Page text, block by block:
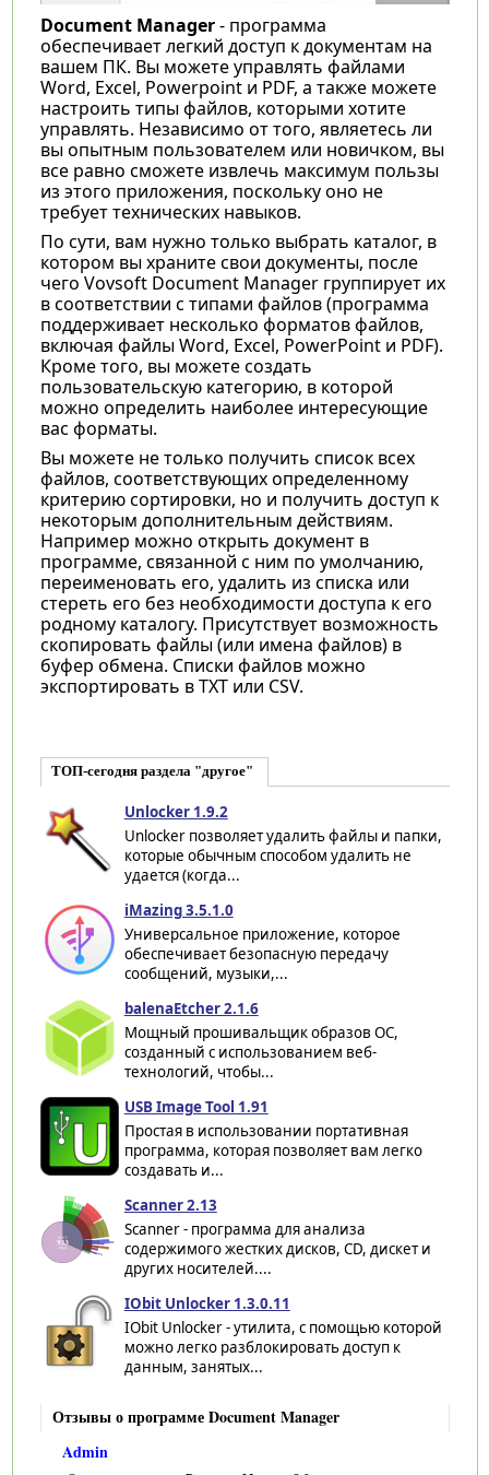
Document Manager- программа
обеспечивает легкий доступ к документам на
вашем ПК. Вы можете управлять файлами
Word, Excel, Powerpoint и PDF, а также можете
настроить типы файлов, которыми хотите
управлять. Независимо от того, являетесь ли
вы опытным пользователем или новичком, вы
все равно сможете извлечь максимум пользы
из этого приложения, поскольку оно не
требует технических навыков.
По сути, вам нужно только выбрать каталог, в
котором вы храните свои документы, после
чего Vovsoft Document Manager группирует их
в соответствии с типами файлов (программа
поддерживает несколько форматов файлов,
включая файлы Word, Excel, PowerPoint и PDF).
Кроме того, вы можете создать
пользовательскую категорию, в которой
можно определить наиболее интересующие
вас форматы.
Вы можете не только получить список всех
файлов, соответствующих определенному
критерию сортировки, но и получить доступ к
некоторым дополнительным действиям.
Например можно открыть документ в
программе, связанной с ним по умолчанию,
переименовать его, удалить из списка или
стереть его без необходимости доступа к его
родному каталогу. Присутствует возможность
скопировать файлы (или имена файлов) в
буфер обмена. Списки файлов можно
экспортировать в TXT или CSV.
ТОП-сегодня раздела "другое"
Unlocker 1.9.2
Unlocker позволяет удалить файлы и папки,
которые обычным способом удалить не
удается (когда...
iMazing 3.5.1.0
Универсальное приложение, которое
обеспечивает безопасную передачу
сообщений, музыки,...
balenaEtcher 2.1.6
Мощный прошивальщик образов ОС,
созданный с использованием веб-
технологий, чтобы...
USB Image Tool 1.91
Простая в использовании портативная
программа, которая позволяет вам легко
создавать и...
Scanner 2.13
Scanner - программа для анализа
содержимого жестких дисков, CD, дискет и
других носителей....
IObit Unlocker 1.3.0.11
IObit Unlocker - утилита, с помощью которой
можно легко разблокировать доступ к
данным, занятых...
Отзывы о программе Document Manager
Admin